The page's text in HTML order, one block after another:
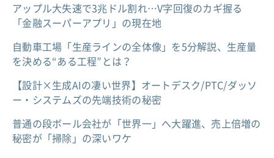
アップル大失速で3兆ドル割れ…V字回復のカギ握る
「金融スーパーアプリ」の現在地
自動車工場「生産ラインの全体像」を5分解説、生産量
を決める“ある工程”とは？
【設計×生成AIの凄い世界】オートデスク/PTC/ダッソ
ー・システムズの先端技術の秘密
普通の段ボール会社が「世界一」へ大躍進、売上倍増の
秘密が「掃除」の深いワケ